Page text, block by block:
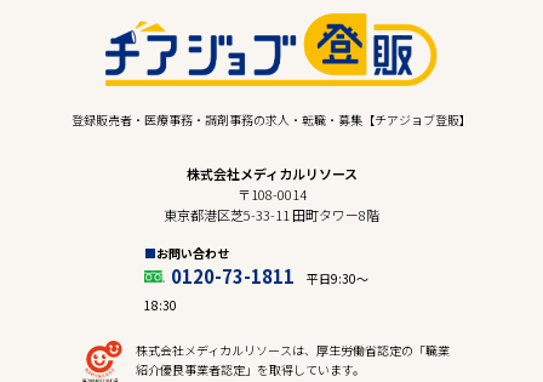
登録販売者・医療事務・調剤事務の求人・転職・募集【チアジョブ登販】
株式会社メディカルリソース
〒108-0014
東京都港区芝5-33-11 田町タワー8階
お問い合わせ
0120-73-1811
平日9:30〜
18:30
株式会社メディカルリソースは、厚生労働省認定の「職業
紹介優良事業者認定」を取得しています。